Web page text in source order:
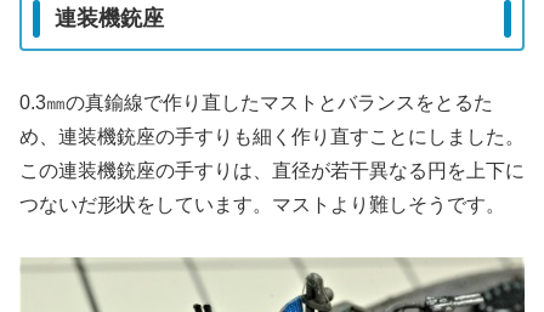
連装機銃座
0.3㎜の真鍮線で作り直したマストとバランスをとるた
め、連装機銃座の手すりも細く作り直すことにしました。
この連装機銃座の手すりは、直径が若干異なる円を上下に
つないだ形状をしています。マストより難しそうです。